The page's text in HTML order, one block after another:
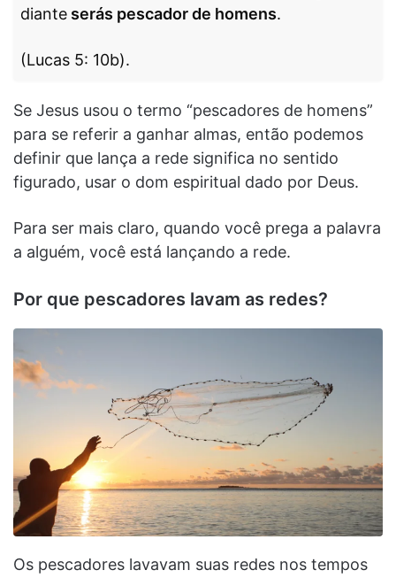
diante serás pescador de homens.
(Lucas 5: 10b).
Se Jesus usou o termo “pescadores de homens”
para se referir a ganhar almas, então podemos
definir que lança a rede significa no sentido
figurado, usar o dom espiritual dado por Deus.
Para ser mais claro, quando você prega a palavra
a alguém, você está lançando a rede.
Por que pescadores lavam as redes?
Os pescadores lavavam suas redes nos tempos